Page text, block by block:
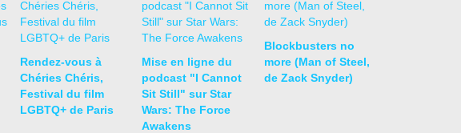
Rendez-vous à
Chéries Chéris,
Festival du film
LGBTQ+ de Paris
Mise en ligne du
podcast "I Cannot
Sit Still" sur Star
Wars: The Force
Awakens
Blockbusters no
more (Man of Steel,
de Zack Snyder)